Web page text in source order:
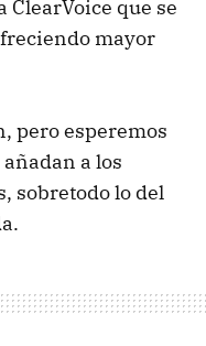
que se
mayor
pero esperemos
a los
sobretodo lo del